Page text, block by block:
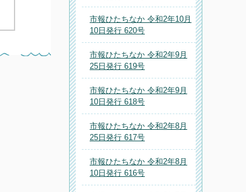
市報ひたちなか 令和2年10月
10日発行 620号
市報ひたちなか 令和2年9月
25日発行 619号
市報ひたちなか 令和2年9月
10日発行 618号
市報ひたちなか 令和2年8月
25日発行 617号
市報ひたちなか 令和2年8月
10日発行 616号